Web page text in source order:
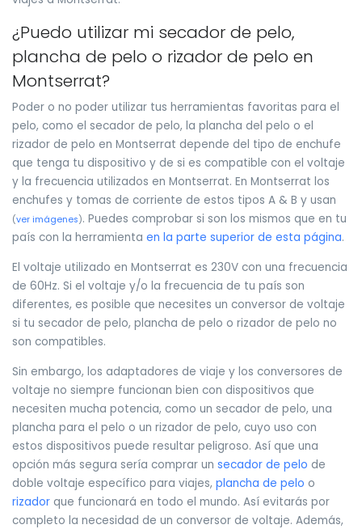
¿Puedo utilizar mi secador de pelo,
plancha de pelo o rizador de pelo en
Montserrat?
Poder o no poder utilizar tus herramientas favoritas para el
pelo, como el secador de pelo, la plancha del pelo o el
rizador de pelo en Montserrat depende del tipo de enchufe
que tenga tu dispositivo y de si es compatible con el voltaje
y la frecuencia utilizados en Montserrat. En Montserrat los
enchufes y tomas de corriente de estos tipos A & B y usan
(ver imágenes). Puedes comprobar si son los mismos que en tu
país con la herramienta en la parte superior de esta página.
El voltaje utilizado en Montserrat es 230V con una frecuencia
de 60Hz. Si el voltaje y/o la frecuencia de tu país son
diferentes, es posible que necesites un conversor de voltaje
si tu secador de pelo, plancha de pelo o rizador de pelo no
son compatibles.
Sin embargo, los adaptadores de viaje y los conversores de
voltaje no siempre funcionan bien con dispositivos que
necesiten mucha potencia, como un secador de pelo, una
plancha para el pelo o un rizador de pelo, cuyo uso con
estos dispositivos puede resultar peligroso. Así que una
opción más segura sería comprar un secador de pelo de
doble voltaje específico para viajes, plancha de pelo o
rizador que funcionará en todo el mundo. Así evitarás por
completo la necesidad de un conversor de voltaje. Además,